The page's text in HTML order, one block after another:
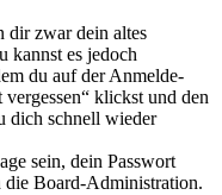
dir zwar dein altes
kannst es jedoch
du auf der Anmelde-
klickst und den
dich schnell wieder
sein, dein Passwort
die Board-Administration.